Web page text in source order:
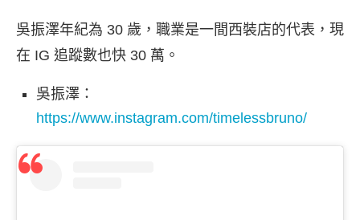
吳振澤年紀為 30 歲，職業是一間西裝店的代表，現
在 IG 追蹤數也快 30 萬。
吳振澤：
https://www.instagram.com/timelessbruno/